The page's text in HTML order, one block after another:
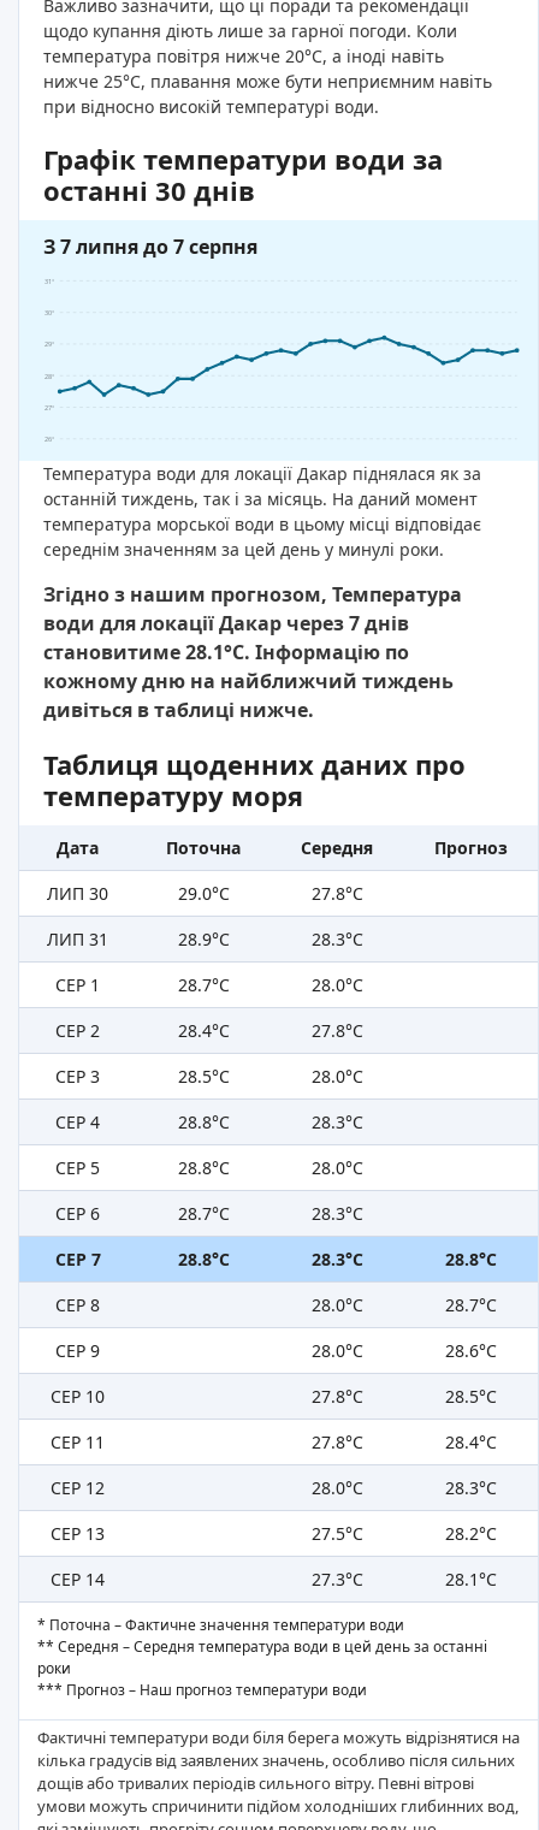
Важливо зазначити, що ці поради та рекомендації
щодо купання діють лише за гарної погоди. Коли
температура повітря нижче 20°C, а іноді навіть
нижче 25°C, плавання може бути неприємним навіть
при відносно високій температурі води.
Графік температури води за
останні 30 днів
З 7 липня до 7 серпня
26°
27°
28°
29°
30°
31°
Температура води для локації Дакар піднялася як за
останній тиждень, так і за місяць. На даний момент
температура морської води в цьому місці відповідає
середнім значенням за цей день у минулі роки.
Згідно з нашим прогнозом, Температура
води для локації Дакар через 7 днів
становитиме 28.1°C. Інформацію по
кожному дню на найближчий тиждень
дивіться в таблиці нижче.
Таблиця щоденних даних про
температуру моря
Дата Поточна Середня
Прогноз
ЛИП 30
29.0°C
27.8°C
ЛИП 31
28.9°C
28.3°C
СЕР 1
28.7°C
28.0°C
СЕР 2
28.4°C
27.8°C
СЕР 3
28.5°C
28.0°C
СЕР 4
28.8°C
28.3°C
СЕР 5
28.8°C
28.0°C
СЕР 6
28.7°C
28.3°C
СЕР 7
28.8°C 28.3°C
28.8°C
СЕР 8
28.0°C
28.7°C
СЕР 9
28.0°C
28.6°C
СЕР 10
27.8°C
28.5°C
СЕР 11
27.8°C
28.4°C
СЕР 12
28.0°C
28.3°C
СЕР 13
27.5°C
28.2°C
СЕР 14
27.3°C 28.1°C
* Поточна – Фактичне значення температури води
** Середня – Середня температура води в цей день за останні
роки
*** Прогноз – Наш прогноз температури води
Фактичні температури води біля берега можуть відрізнятися на
кілька градусів від заявлених значень, особливо після сильних
дощів або тривалих періодів сильного вітру. Певні вітрові
умови можуть спричинити підйом холодніших глибинних вод,